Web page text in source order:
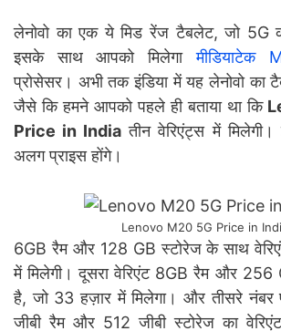
लेनोवो का एक ये मिड रेंज टैबलेट, जो 5G
इसके साथ आपको मिलेगामीडियाटेक
प्रोसेसर। अभी तक इंडिया में यह लेनोवो का
जैसे कि हमने आपको पहले ही बताया था कि
Price in India तीन वेरिएंट्स में
अलग प्राइस होंगे।
Lenovo M20 5G Price in
6GB रैम और 128 GB स्टोरेज के साथ
में मिलेगी। दूसरा वेरिएंट 8GB रैम और
है, जो 33 हज़ार में मिलेगा। और तीसरे नंबर
जीबी रैम और 512 जीबी स्टोरेज का